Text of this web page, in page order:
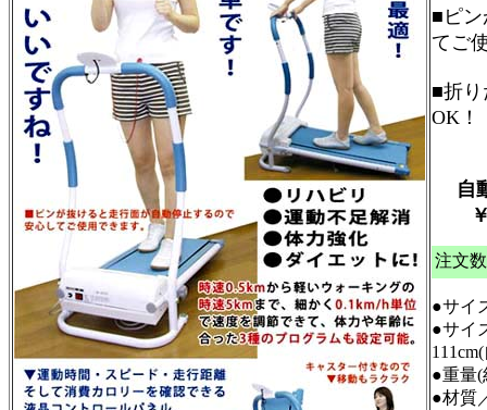
■ピ
てご
■折
OK！
自
￥
注文
●サイ
●サイ
●重量(
●材質